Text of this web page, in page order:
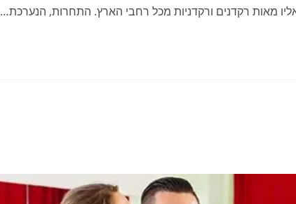
מאות רקדנים ורקדניות מכל רחבי הארץ. התחרות, הנערכת…